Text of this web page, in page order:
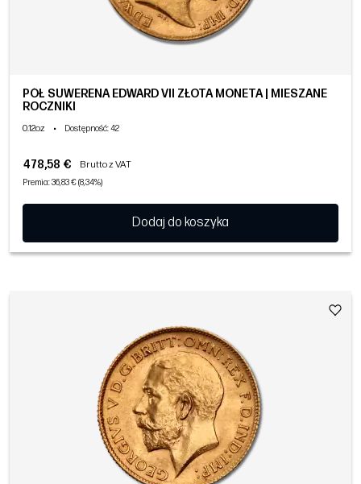
PÓŁ SUWERENA EDWARD VII ZŁOTA MONETA | MIESZANE
ROCZNIKI
0.12oz • Dostępność: 42
478,58 € Brutto z VAT
Premia: 36,83 € (8,34%)
Dodaj do koszyka